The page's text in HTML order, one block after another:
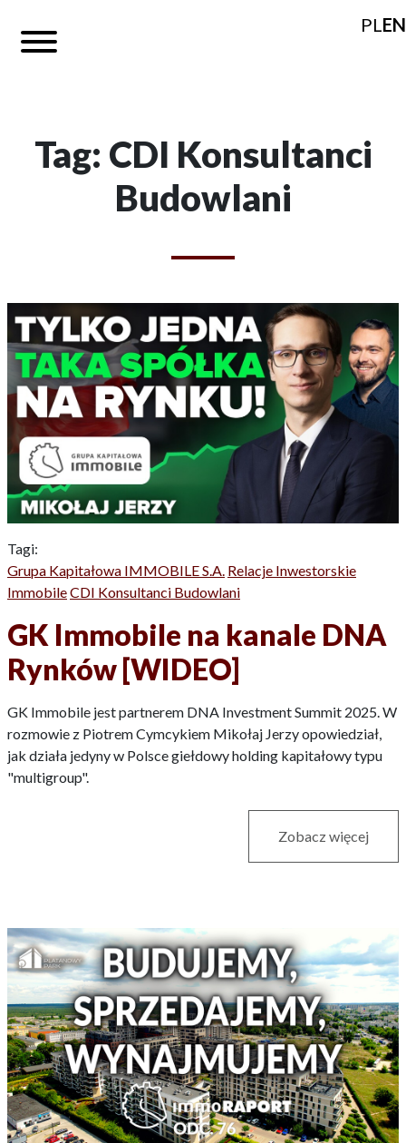
PLEN
Tag: CDI Konsultanci
Budowlani
Tagi:
Grupa Kapitałowa IMMOBILE S.A. Relacje Inwestorskie
ImmobileCDI Konsultanci Budowlani
GK Immobile na kanale DNA
Rynków [WIDEO]
GK Immobile jest partnerem DNA Investment Summit 2025. W
rozmowie z Piotrem Cymcykiem Mikołaj Jerzy opowiedział,
jak działa jedyny w Polsce giełdowy holding kapitałowy typu
"multigroup".
Zobacz więcej